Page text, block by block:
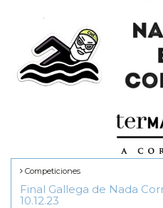
Competiciones
Final Gallega de Nada
10.12.23